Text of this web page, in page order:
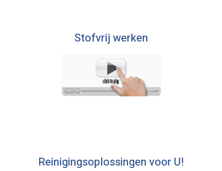
Stofvrij werken
Reinigingsoplossingen voor U!